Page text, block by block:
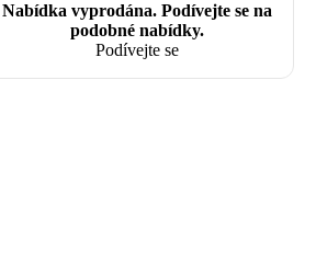
Nabídka vyprodána. Podívejte se na
podobné nabídky.
Podívejte se